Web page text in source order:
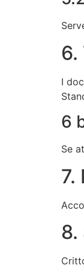
6.
I
6
Se
7.
8.